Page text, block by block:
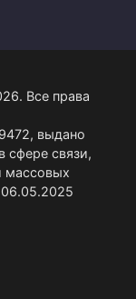
Все права
выдано
сфере связи,
массовых